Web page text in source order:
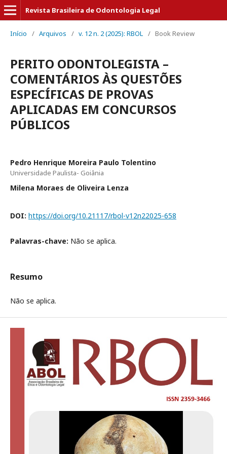
Revista Brasileira de Odontologia Legal
Início / Arquivos / v. 12 n. 2 (2025): RBOL / Book Review
PERITO ODONTOLEGISTA –
COMENTÁRIOS ÀS QUESTÕES
ESPECÍFICAS DE PROVAS
APLICADAS EM CONCURSOS
PÚBLICOS
Pedro Henrique Moreira Paulo Tolentino
Universidade Paulista- Goiânia
Milena Moraes de Oliveira Lenza
DOI: https://doi.org/10.21117/rbol-v12n22025-658
Palavras-chave: Não se aplica.
Resumo
Não se aplica.